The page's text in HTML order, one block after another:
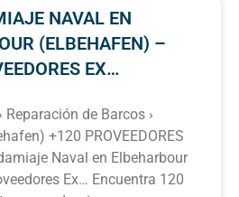
NAVAL EN
(ELBEHAFEN) –
EX…
Reparación de Barcos ›
+120 PROVEEDORES
Naval en Elbeharbour
Ex… Encuentra 120